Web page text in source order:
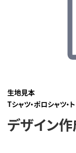
生地見本
Tシャツ・ポロシャツ
デザイン